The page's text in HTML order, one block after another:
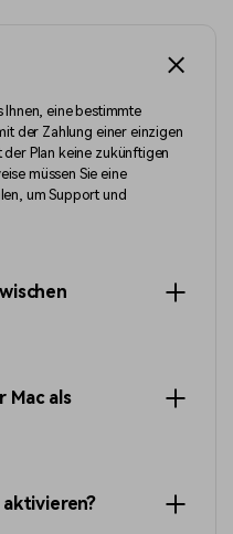
eine bestimmte
der Zahlung einer einzigen
Plan keine zukünftigen
müssen Sie eine
um Support und
Mac als
aktivieren?